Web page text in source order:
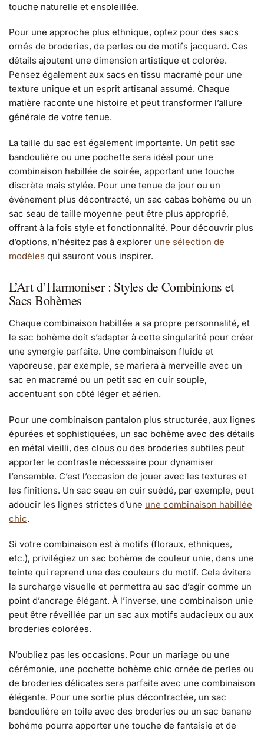
touche naturelle et ensoleillée.
Pour une approche plus ethnique, optez pour des sacs
ornés de broderies, de perles ou de motifs jacquard. Ces
détails ajoutent une dimension artistique et colorée.
Pensez également aux sacs en tissu macramé pour une
texture unique et un esprit artisanal assumé. Chaque
matière raconte une histoire et peut transformer l’allure
générale de votre tenue.
La taille du sac est également importante. Un petit sac
bandoulière ou une pochette sera idéal pour une
combinaison habillée de soirée, apportant une touche
discrète mais stylée. Pour une tenue de jour ou un
événement plus décontracté, un sac cabas bohème ou un
sac seau de taille moyenne peut être plus approprié,
offrant à la fois style et fonctionnalité. Pour découvrir plus
d’options, n’hésitez pas à explorer une sélection de
modèles qui sauront vous inspirer.
L’Art d’Harmoniser : Styles de Combinions et
Sacs Bohèmes
Chaque combinaison habillée a sa propre personnalité, et
le sac bohème doit s’adapter à cette singularité pour créer
une synergie parfaite. Une combinaison fluide et
vaporeuse, par exemple, se mariera à merveille avec un
sac en macramé ou un petit sac en cuir souple,
accentuant son côté léger et aérien.
Pour une combinaison pantalon plus structurée, aux lignes
épurées et sophistiquées, un sac bohème avec des détails
en métal vieilli, des clous ou des broderies subtiles peut
apporter le contraste nécessaire pour dynamiser
l’ensemble. C’est l’occasion de jouer avec les textures et
les finitions. Un sac seau en cuir suédé, par exemple, peut
adoucir les lignes strictes d’une une combinaison habillée
chic.
Si votre combinaison est à motifs (floraux, ethniques,
etc.), privilégiez un sac bohème de couleur unie, dans une
teinte qui reprend une des couleurs du motif. Cela évitera
la surcharge visuelle et permettra au sac d’agir comme un
point d’ancrage élégant. À l’inverse, une combinaison unie
peut être réveillée par un sac aux motifs audacieux ou aux
broderies colorées.
N’oubliez pas les occasions. Pour un mariage ou une
cérémonie, une pochette bohème chic ornée de perles ou
de broderies délicates sera parfaite avec une combinaison
élégante. Pour une sortie plus décontractée, un sac
bandoulière en toile avec des broderies ou un sac banane
bohème pourra apporter une touche de fantaisie et de